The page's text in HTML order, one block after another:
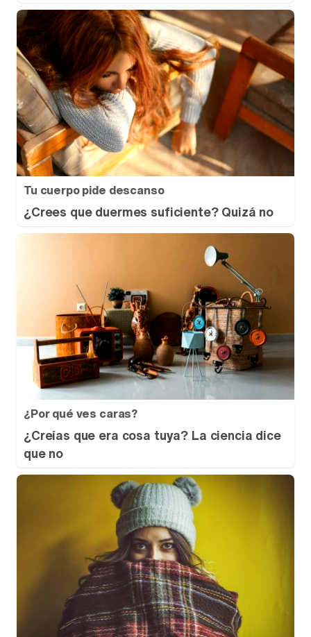
Tu cuerpo pide descanso
¿Crees que duermes suficiente? Quizá no
¿Por qué ves caras?
¿Creías que era cosa tuya? La ciencia dice
que no